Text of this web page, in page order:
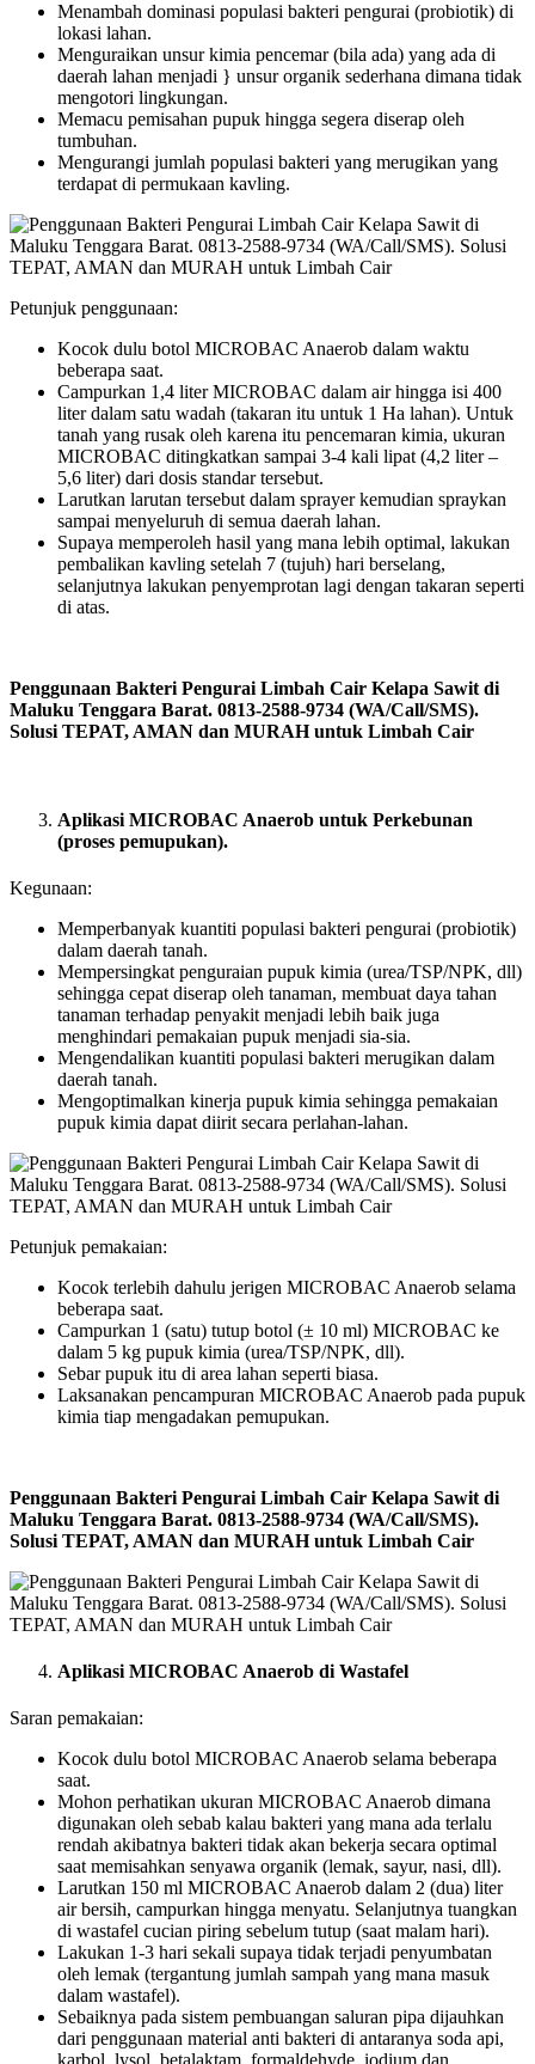
Menambah dominasi populasi bakteri pengurai (probiotik) di
lokasi lahan.
Menguraikan unsur kimia pencemar (bila ada) yang ada di
daerah lahan menjadi } unsur organik sederhana dimana tidak
mengotori lingkungan.
Memacu pemisahan pupuk hingga segera diserap oleh
tumbuhan.
Mengurangi jumlah populasi bakteri yang merugikan yang
terdapat di permukaan kavling.
Petunjuk penggunaan:
Kocok dulu botol MICROBAC Anaerob dalam waktu
beberapa saat.
Campurkan 1,4 liter MICROBAC dalam air hingga isi 400
liter dalam satu wadah (takaran itu untuk 1 Ha lahan). Untuk
tanah yang rusak oleh karena itu pencemaran kimia, ukuran
MICROBAC ditingkatkan sampai 3-4 kali lipat (4,2 liter –
5,6 liter) dari dosis standar tersebut.
Larutkan larutan tersebut dalam sprayer kemudian spraykan
sampai menyeluruh di semua daerah lahan.
Supaya memperoleh hasil yang mana lebih optimal, lakukan
pembalikan kavling setelah 7 (tujuh) hari berselang,
selanjutnya lakukan penyemprotan lagi dengan takaran seperti
di atas.
Penggunaan Bakteri Pengurai Limbah Cair Kelapa Sawit di
Maluku Tenggara Barat. 0813-2588-9734 (WA/Call/SMS).
Solusi TEPAT, AMAN dan MURAH untuk Limbah Cair
Aplikasi MICROBAC Anaerob untuk Perkebunan
(proses pemupukan).
Kegunaan:
Memperbanyak kuantiti populasi bakteri pengurai (probiotik)
dalam daerah tanah.
Mempersingkat penguraian pupuk kimia (urea/TSP/NPK, dll)
sehingga cepat diserap oleh tanaman, membuat daya tahan
tanaman terhadap penyakit menjadi lebih baik juga
menghindari pemakaian pupuk menjadi sia-sia.
Mengendalikan kuantiti populasi bakteri merugikan dalam
daerah tanah.
Mengoptimalkan kinerja pupuk kimia sehingga pemakaian
pupuk kimia dapat diirit secara perlahan-lahan.
Petunjuk pemakaian:
Kocok terlebih dahulu jerigen MICROBAC Anaerob selama
beberapa saat.
Campurkan 1 (satu) tutup botol (± 10 ml) MICROBAC ke
dalam 5 kg pupuk kimia (urea/TSP/NPK, dll).
Sebar pupuk itu di area lahan seperti biasa.
Laksanakan pencampuran MICROBAC Anaerob pada pupuk
kimia tiap mengadakan pemupukan.
Penggunaan Bakteri Pengurai Limbah Cair Kelapa Sawit di
Maluku Tenggara Barat. 0813-2588-9734 (WA/Call/SMS).
Solusi TEPAT, AMAN dan MURAH untuk Limbah Cair
Aplikasi MICROBAC Anaerob di Wastafel
Saran pemakaian:
Kocok dulu botol MICROBAC Anaerob selama beberapa
saat.
Mohon perhatikan ukuran MICROBAC Anaerob dimana
digunakan oleh sebab kalau bakteri yang mana ada terlalu
rendah akibatnya bakteri tidak akan bekerja secara optimal
saat memisahkan senyawa organik (lemak, sayur, nasi, dll).
Larutkan 150 ml MICROBAC Anaerob dalam 2 (dua) liter
air bersih, campurkan hingga menyatu. Selanjutnya tuangkan
di wastafel cucian piring sebelum tutup (saat malam hari).
Lakukan 1-3 hari sekali supaya tidak terjadi penyumbatan
oleh lemak (tergantung jumlah sampah yang mana masuk
dalam wastafel).
Sebaiknya pada sistem pembuangan saluran pipa dijauhkan
dari penggunaan material anti bakteri di antaranya soda api,